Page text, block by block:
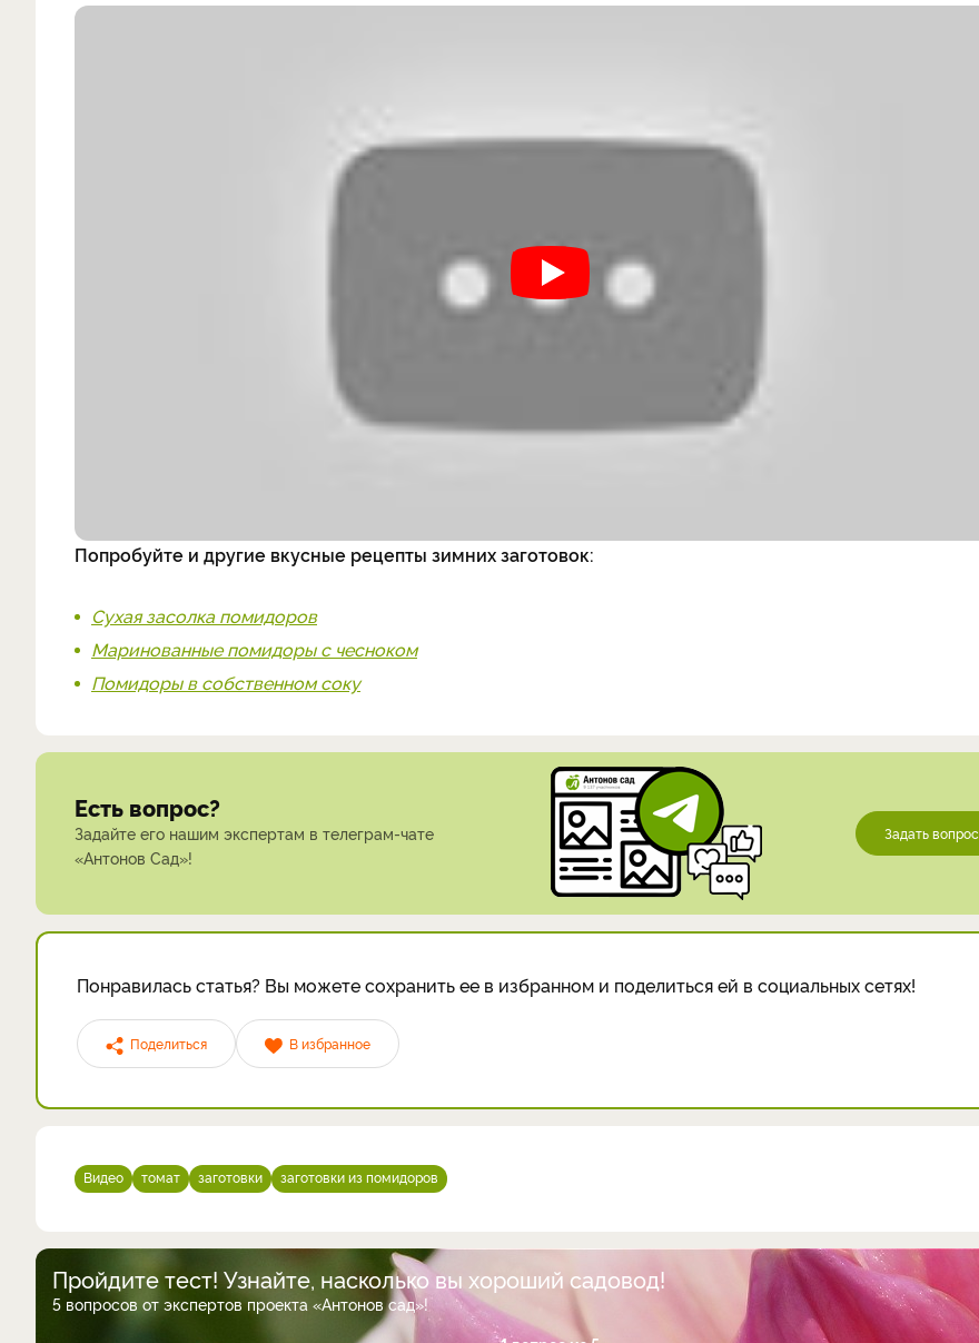
Попробуйте и другие вкусные рецепты зимних заготовок:
Сухая засолка помидоров
Маринованные помидоры с чесноком
Помидоры в собственном соку
Есть вопрос?
Задайте его нашим экспертам в телеграм-чате
«Антонов Сад»!
Задать вопрос
Понравилась статья? Вы можете сохранить ее в избранном и поделиться ей в социальных сетях!
Поделиться В избранное
Видео томат заготовки заготовки из помидоров
Пройдите тест! Узнайте, насколько вы хороший садовод!
5 вопросов от экспертов проекта «Антонов сад»!